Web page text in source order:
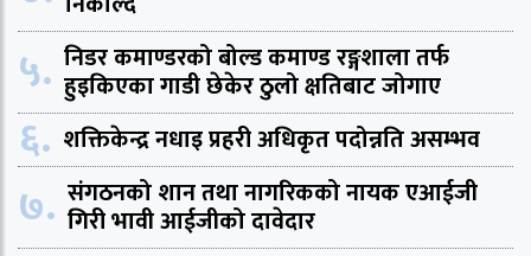
५. निडर कमाण्डरको बोल्ड कमाण्ड रङ्गशाला तर्फ
हुइकिएका गाडी छेकेर ठुलो क्षतिबाट जोगाए
६. शक्तिकेन्द्र नधाइ प्रहरी अधिकृत पदोन्नति असम्भव
७. संगठनको शान तथा नागरिकको नायक एआईजी
गिरी भावी आईजीको दावेदार